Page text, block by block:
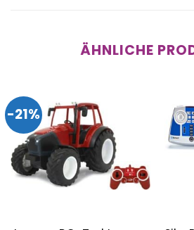
ÄHNLICHE
-21%